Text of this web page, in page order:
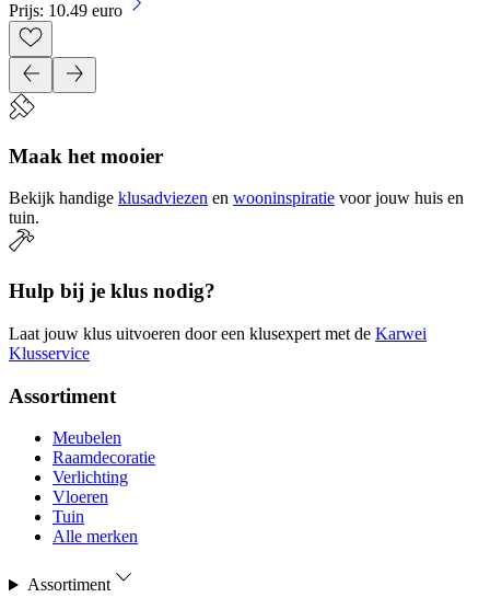
Prijs: 10.49 euro
Maak het mooier
Bekijk handige klusadviezen en wooninspiratie voor jouw huis en
tuin.
Hulp bij je klus nodig?
Laat jouw klus uitvoeren door een klusexpert met de Karwei
Klusservice
Assortiment
Meubelen
Raamdecoratie
Verlichting
Vloeren
Tuin
Alle merken
Assortiment